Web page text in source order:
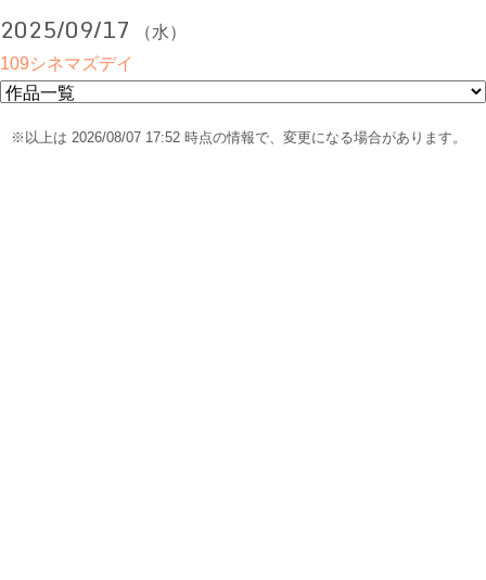
2025/09/17
（水）
109シネマズデイ
※以上は 2026/08/07 17:52 時点の情報で、変更になる場合があります。